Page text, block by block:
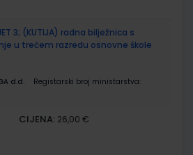
3; (KUTIJA) radna bilježnica s
u trećem razredu osnovne škole
d.d.
Registarski broj ministarstva:
CIJENA: 26,00 €